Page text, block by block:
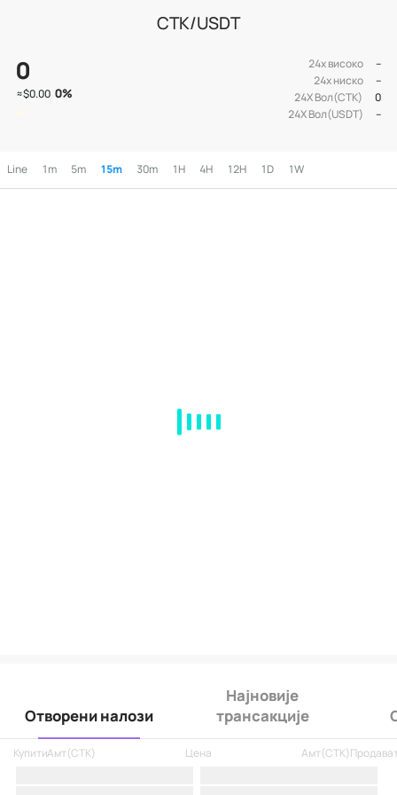
CTK/USDT
0
≈$0.00 0%
24х високо
--
24х ниско
--
24Х Вол(CTK)
0
24Х Вол(USDT)
--
Line 1m 5m 15m 30m 1H 4H 12H 1D 1W
Отворени налози
Најновије
трансакције
КупитиАмт (CTK) Цена Амт (CTK)